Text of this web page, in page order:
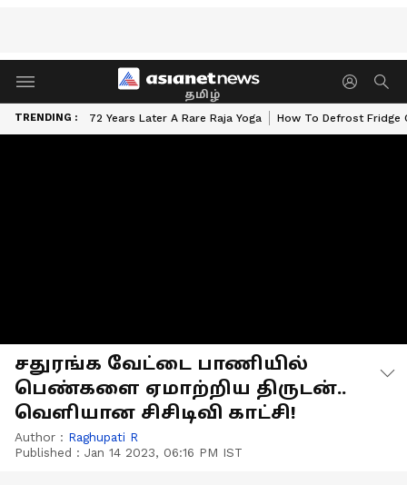
தமிழ்
TRENDING : 72 Years Later A Rare Raja Yoga How To Defrost Fridge
சதுரங்க வேட்டை பாணியில்
பெண்களை ஏமாற்றிய திருடன்..
வெளியான சிசிடிவி காட்சி!
Author : Raghupati R
Published : Jan 14 2023, 06:16 PM IST